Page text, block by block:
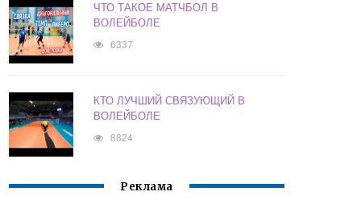
ЧТО ТАКОЕ МАТЧБОЛ В
ВОЛЕЙБОЛЕ
6337
КТО ЛУЧШИЙ СВЯЗУЮЩИЙ В
ВОЛЕЙБОЛЕ
8824
Реклама